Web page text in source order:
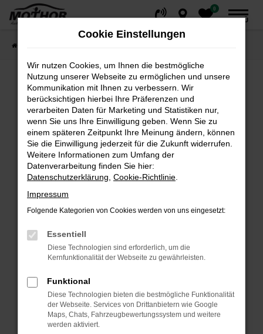
Zum
0
MENÜ
Fehler: Network Error
Beim Laden ist ein Fehler aufgetreten.
Hier sind ein paar Tipps, die dir helfen können:
Überprüfe deine Firewall und deine
Internetverbindung.
Suchmaschine?
Manche Erweiterungen, wie Werbeblocker,
können das Laden bestimmter Seiten
verhindern. Funktioniert die Seite in einem
Fenster?
Starte dein Gerät neu.
Das kann manchmal helfen, vorübergehende
Probleme zu beheben.
Cookie Einstellungen
Wir nutzen Cookies, um Ihnen die bestmögliche
Nutzung unserer Webseite zu ermöglichen und unsere
Kommunikation mit Ihnen zu verbessern. Wir
berücksichtigen hierbei Ihre Präferenzen und
verarbeiten Daten für Marketing und Statistiken nur,
wenn Sie uns Ihre Einwilligung geben. Wenn Sie zu
einem späteren Zeitpunkt Ihre Meinung ändern, können
Sie die Einwilligung jederzeit für die Zukunft widerrufen.
Weitere Informationen zum Umfang der
Datenverarbeitung finden Sie hier:
Datenschutzerklärung Cookie-Richtlinie
Impressum
Folgende Kategorien von Cookies werden von uns eingesetzt:
Essentiell
Diese Technologien sind erforderlich, um die
Kernfunktionalität der Webseite zu gewährleisten.
Funktional
Diese Technologien bieten die bestmögliche Funktionalität
der Webseite. Services von Drittanbietern wie Google
Maps, Chats, Fahrzeugbewertungssystem und weitere
werden aktiviert.